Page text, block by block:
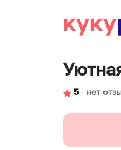
5 ∙ нет